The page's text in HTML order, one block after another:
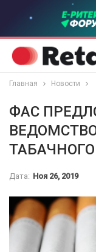
Главная Новости
ФАС
Дата: Ноя 26, 2019